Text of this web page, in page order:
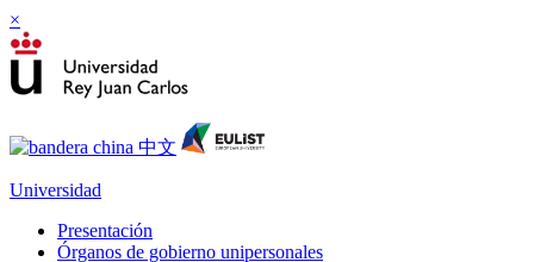
×
Universidad
Presentación
Órganos de gobierno unipersonales